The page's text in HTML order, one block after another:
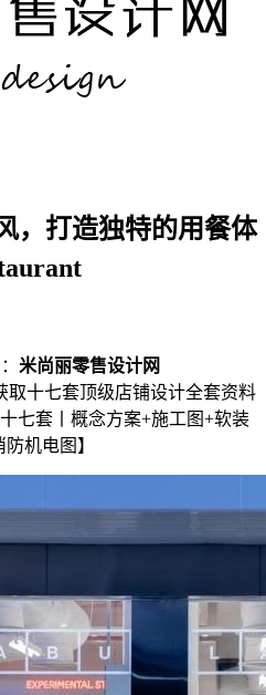
，打造独特的用餐体
米尚丽零售设计网
取十七套顶级店铺设计全套资料
七套丨概念方案+施工图+软装
机电图】